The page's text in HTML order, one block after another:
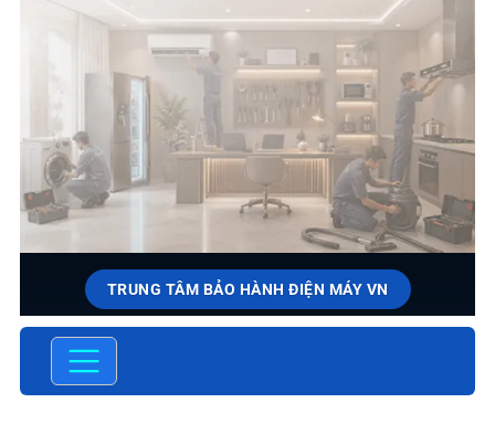
TRUNG TÂM BẢO HÀNH ĐIỆN MÁY VN
SỬA CHỮA & BẢO HÀNH